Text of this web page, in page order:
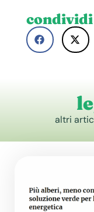
condividi
altri